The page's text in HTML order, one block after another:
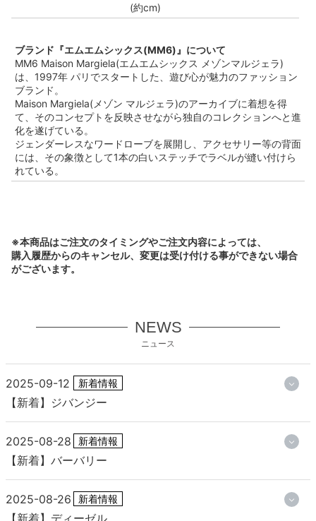
(約cm)
ブランド『エムエムシックス(MM6)』について
MM6 Maison Margiela(エムエムシックス メゾンマルジェラ)
は、1997年 パリでスタートした、遊び心が魅力のファッション
ブランド。
Maison Margiela(メゾン マルジェラ)のアーカイブに着想を得
て、そのコンセプトを反映させながら独自のコレクションへと進
化を遂げている。
ジェンダーレスなワードローブを展開し、アクセサリー等の背面
には、その象徴として1本の白いステッチでラベルが縫い付けら
れている。
※本商品はご注文のタイミングやご注文内容によっては、
購入履歴からのキャンセル、変更は受け付ける事ができない場合
がございます。
NEWS
ニュース
2025-09-12 新着情報
【新着】ジバンジー
2025-08-28 新着情報
【新着】バーバリー
2025-08-26 新着情報
【新着】ディーゼル